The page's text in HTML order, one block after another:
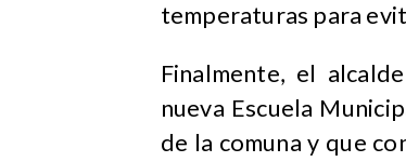
temperaturas para
Finalmente, el
nueva Escuela
de la comuna y que